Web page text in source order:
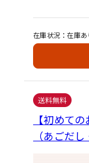
在庫状況 在庫あ
【初めて
（あごだ